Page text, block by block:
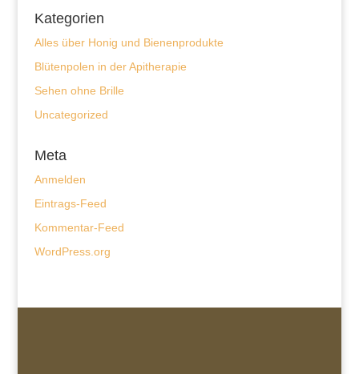
Kategorien
Alles über Honig und Bienenprodukte
Blütenpolen in der Apitherapie
Sehen ohne Brille
Uncategorized
Meta
Anmelden
Eintrags-Feed
Kommentar-Feed
WordPress.org